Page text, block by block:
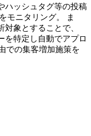
ハッシュタグ等の投稿
モニタリング。 ま
象とすることで、
を特定し自動でアプロ
での集客増加施策を